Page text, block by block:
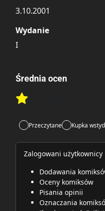
3.10.2001
Wydanie
I
Średnia ocen
Rate this item:
Przeczytane Kupka
Zalogowani użytkownicy
Dodawania
Oceny komiksów
Pisania opinii
Oznaczania